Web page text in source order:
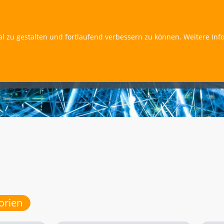
zu gestalten und fortlaufend verbessern zu können. Weitere